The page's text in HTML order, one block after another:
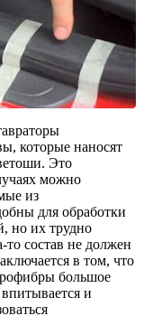
которые наносят
Это
можно
из
для обработки
но их трудно
то состав не должен
в том, что
большое
и